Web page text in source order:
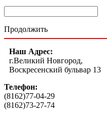
Продолжить
Наш Адрес:
г.Великий Новгород,
Воскресенский бульвар 13
Телефон:
(8162)77-04-29
(8162)73-27-74